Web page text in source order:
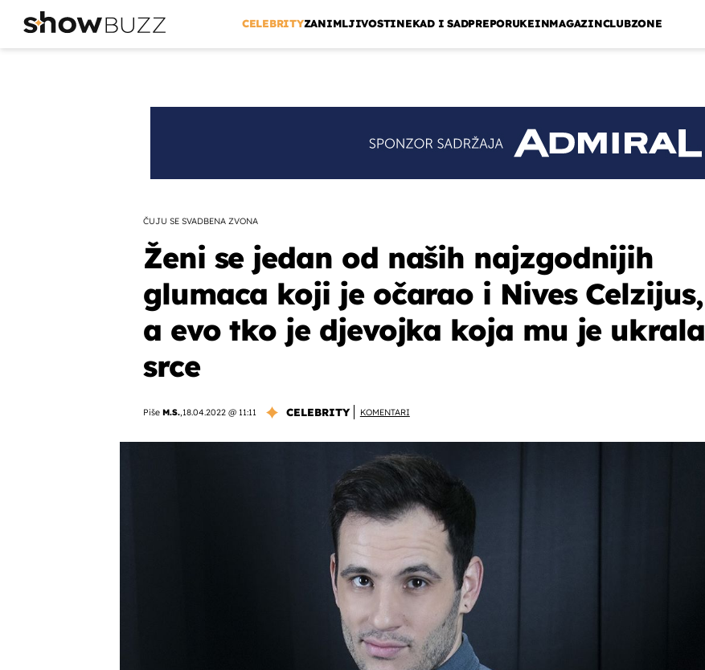
CELEBRITYZANIMLJIVOSTINEKAD I SADPREPORUKEINMAGAZINCLUBZONE
ČUJU SE SVADBENA ZVONA
Ženi se jedan od naših najzgodnijih
glumaca koji je očarao i Nives Celzijus,
a evo tko je djevojka koja mu je ukrala
srce
Piše M.S.,18.04.2022 @ 11:11 CELEBRITY KOMENTARI